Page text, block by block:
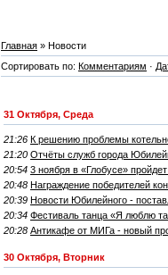
Главная » Новости
Сортировать по: Комментариям ·
31 Октября, Среда
21:26 К решению проблемы
21:20 Отчёты служб города
20:54 3 ноября в «Глобусе»
20:48 Награждение победителей
20:39 Новости Юбилейного -
20:34 Фестиваль танца «Я люблю
20:28 Антикафе от МИГа - новый
30 Октября, Вторник